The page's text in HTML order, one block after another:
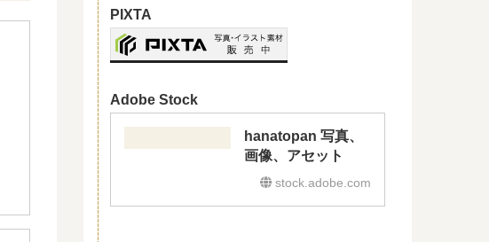
PIXTA
Adobe Stock
hanatopan 写真、
画像、アセット
stock.adobe.com